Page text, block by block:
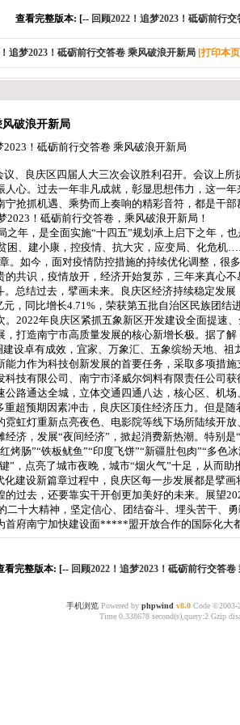
查看完整版本: [-- 回顾2022！追梦2023！砥砺前行
追梦2023！砥砺前行交答卷 乘风破浪开新局 [打印本
风破浪开新局
行交答卷 乘风破浪开新局
、良庆区四届人大三次会议胜利召开。会议上
心。过去一年非凡成就，彰显思想伟力，这一
抢抓机遇、乘势而上奏响的精彩音符，都是干
！砥砺前行交答卷，乘风破浪开新局！
之年，是全面实施“十四五”规划承上启下之年，
困、建小康，控疫情、抗大灾，应变局、化危
。如今，面对疫情防控措施的持续优化调整，
共识，疫情放开，经济开始复苏，三年来真心不
总结过去，擘画未来。良庆区经济持续稳定发
，同比增长4.71%，荣获第五批自治区民族团
2022年良庆区紧抓五象新区开发建设全面提速
打造南宁市高质量发展的核心新增长极。据了
设卓有成效，宜家、万象汇、五象缤纷天地、
力作为科技创新发展的首要任务，采取多项措
技有限公司、南宁市泽威尔饲料有限责任公司
路通达全城，立体交通四通八达，核心区、机场
超预期因素冲击，良庆区顶住经济压力。但是
霓虹灯重新点亮夜色、电影院等线下场所陆续开
济，发展“夜间经济”，掀起消费新热潮。特别
烤肠”“铁板鱿鱼”“印度飞饼”“新疆肚包肉”“多色
”，点亮了城市夜晚，城市“烟火气”十足，从而助
建设新篇章过程中，良庆区每一步发展都是擘
过去，还要靠实干开创更加美好的未来。展望
二十大精神，坚定信心、团结奋斗、埋头苦干、
首府南宁加快建设面*****盟开放合作的国际化大
看完整版本: [-- 回顾2022！追梦2023！砥砺前行交答
手机浏览Powered by phpwind v8.0Code ©2003-
Time 0.338678 second(s),query:2 Gzip